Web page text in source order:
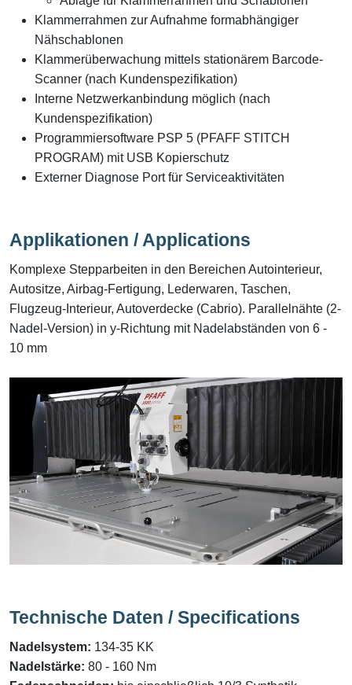
Klammerrahmen zur Aufnahme formabhängiger
Nähschablonen
Klammerüberwachung mittels stationärem Barcode-
Scanner (nach Kundenspezifikation)
Interne Netzwerkanbindung möglich (nach
Kundenspezifikation)
Programmiersoftware PSP 5 (PFAFF STITCH
PROGRAM) mit USB Kopierschutz
Externer Diagnose Port für Serviceaktivitäten
Applikationen / Applications
Komplexe Stepparbeiten in den Bereichen Autointerieur,
Autositze, Airbag-Fertigung, Lederwaren, Taschen,
Flugzeug-Interieur, Autoverdecke (Cabrio). Parallelnähte (2-
Nadel-Version) in y-Richtung mit Nadelabständen von 6 -
10 mm
Technische Daten / Specifications
Nadelsystem: 134-35 KK
Nadelstärke: 80 - 160 Nm